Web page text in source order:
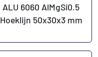
ALU 6060 AlMgSi0.5
Hoeklijn 50x30x3 mm